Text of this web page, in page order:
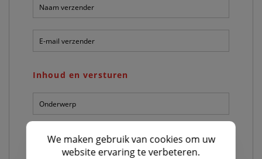
verzender:
*
mail
verzender:
Inhoud en versturen
bericht:
We maken gebruik van cookies om uw
website ervaring te verbeteren.